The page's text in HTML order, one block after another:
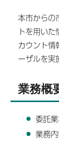
本市からの
トを用い
カウント情
ーザルを実
業務概
委託
業務